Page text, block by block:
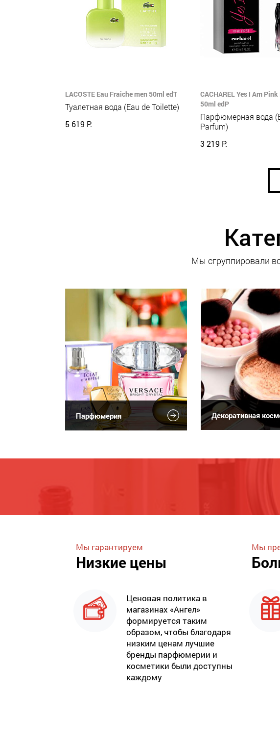
LACOSTE Eau Fraiche men 50ml edT
Туалетная вода (Eau de Toilette)
5 619 Р.
CACHAREL Yes I Am
50ml edP
Парфюмерная вода
Parfum)
3 219 Р.
Мы сгруппировали
Парфюмерия Декоративная
Мы гарантируем
Низкие цены
Ценовая политика в
магазинах «Ангел»
формируется таким
образом, чтобы благодаря
низким ценам лучшие
бренды парфюмерии и
косметики были доступны
каждому
Мы